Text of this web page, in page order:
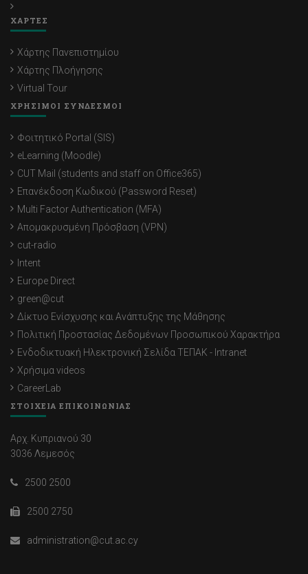
ΧΑΡΤΕΣ
Χάρτης Πανεπιστημίου
Χάρτης Πλοήγησης
Virtual Tour
ΧΡΗΣΙΜΟΙ ΣΥΝΔΕΣΜΟΙ
Φοιτητικό Portal (SIS)
eLearning (Moodle)
CUT Mail (students and staff on Office365)
Επανέκδοση Κωδικού (Password Reset)
Multi Factor Authentication (MFA)
Απομακρυσμένη Πρόσβαση (VPN)
cut-radio
Intent
Europe Direct
green@cut
Δίκτυο Ενίσχυσης και Ανάπτυξης της Μάθησης
Πολιτική Προστασίας Δεδομένων Προσωπικού Χαρακτήρα
Ενδοδικτυακή Ηλεκτρονική Σελίδα ΤΕΠΑΚ - Intranet
Χρήσιμα videos
CareerLab
ΣΤΟΙΧΕΙΑ ΕΠΙΚΟΙΝΩΝΙΑΣ
Αρχ. Κυπριανού 30
3036 Λεμεσός
2500 2500
2500 2750
administration@cut.ac.cy